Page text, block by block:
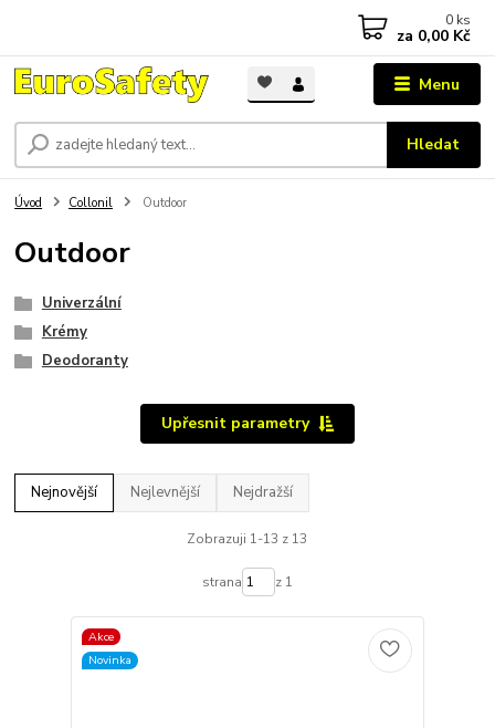
Menu
Hledat
0 ks
za 0,00 Kč
Úvod Collonil Outdoor
Outdoor
Univerzální
Krémy
Deodoranty
Upřesnit parametry
Nejnovější Nejlevnější Nejdražší
Zobrazuji 1-13 z 13
strana z 1
Akce
Novinka